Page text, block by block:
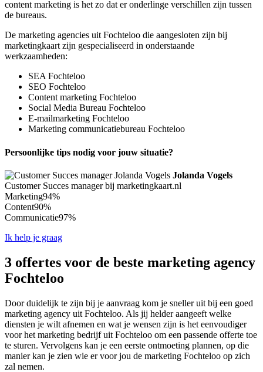
content marketing is het zo dat er onderlinge verschillen zijn tussen
de bureaus.
De marketing agencies uit Fochteloo die aangesloten zijn bij
marketingkaart zijn gespecialiseerd in onderstaande
werkzaamheden:
SEA Fochteloo
SEO Fochteloo
Content marketing Fochteloo
Social Media Bureau Fochteloo
E-mailmarketing Fochteloo
Marketing communicatiebureau Fochteloo
Persoonlijke tips nodig voor jouw situatie?
Jolanda Vogels
Customer Succes manager bij marketingkaart.nl
Marketing94%
Content90%
Communicatie97%
Ik help je graag
3 offertes voor de beste marketing agency
Fochteloo
Door duidelijk te zijn bij je aanvraag kom je sneller uit bij een goed
marketing agency uit Fochteloo. Als jij helder aangeeft welke
diensten je wilt afnemen en wat je wensen zijn is het eenvoudiger
voor het marketing bedrijf uit Fochteloo om een passende offerte toe
te sturen. Vervolgens kan je een eerste ontmoeting plannen, op die
manier kan je zien wie er voor jou de marketing Fochteloo op zich
zal nemen.